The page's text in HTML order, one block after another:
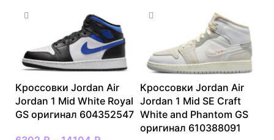
Кроссовки Jordan Air
Jordan 1 Mid White Royal
GS оригинал 604352547
Кроссовки Jordan Air
Jordan 1 Mid SE Craft
White and Phantom GS
оригинал 610388091